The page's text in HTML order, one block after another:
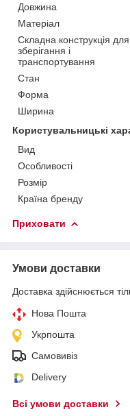
Довжина
Матеріал
Складна конструкція для
зберігання і
транспортування
Стан
Форма
Ширина
Користувальницькі
Вид
Особливості
Розмір
Країна бренду
Приховати
Умови доставки
Доставка здійснюється
Нова Пошта
Укрпошта
Самовивіз
Delivery
Всі умови доставки